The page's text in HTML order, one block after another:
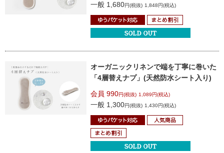
一般 1,680円(税抜) 1,848円(税込)
オーガニックリネンで端を丁寧に巻いた
「4層替えナプ」(天然防水シート入り)
会員 990円(税抜) 1,089円(税込)
一般 1,300円(税抜) 1,430円(税込)